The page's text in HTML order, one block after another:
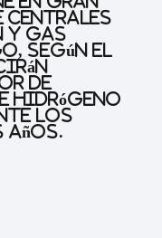
centrales
y gas
según el
de
hidrógeno
los
años.